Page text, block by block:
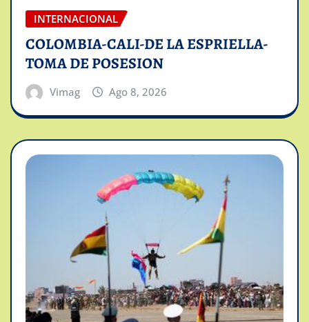
INTERNACIONAL
COLOMBIA-CALI-DE LA ESPRIELLA-
TOMA DE POSESION
Vimag Ago 8, 2026